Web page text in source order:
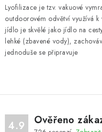
VAŘIČE A NÁDOBÍ
BUSHCRAFT
OBLEČENÍ
Lyofilizace je tzv. vakuové
outdoorovém odvětví využívá
jídlo je skvělé jako jídlo na
lehké (zbavené vody),
jednoduše se připravuje
4.9 Ověřeno